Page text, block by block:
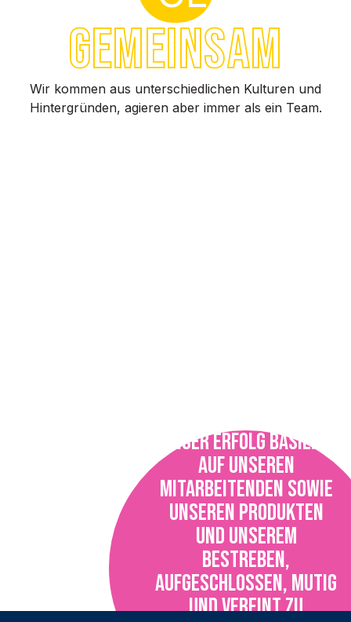
GEMEINSAM
Wir kommen aus unterschiedlichen Kulturen und
Hintergründen, agieren aber immer als ein Team.
UNSER ERFOLG BASIERT
AUF UNSEREN
MITARBEITENDEN SOWIE
UNSEREN PRODUKTEN
UND UNSEREM
BESTREBEN,
AUFGESCHLOSSEN, MUTIG
UND VEREINT ZU